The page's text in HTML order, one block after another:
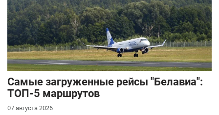
Самые загруженные рейсы "Белавиа":
ТОП-5 маршрутов
07 августа 2026